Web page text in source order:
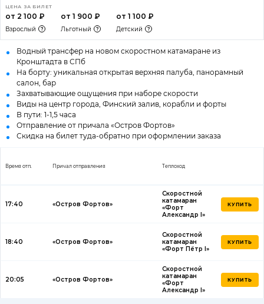
ЦЕНА ЗА БИЛЕТ
от 2 100 ₽
Взрослый
от 1 900 ₽
Льготный
от 1 100 ₽
Детский
Водный трансфер на новом скоростном катамаране из
Кронштадта в СПб
На борту: уникальная открытая верхняя палуба, панорамный
салон, бар
Захватывающие ощущения при наборе скорости
Виды на центр города, Финский залив, корабли и форты
В пути: 1-1,5 часа
Отправление от причала «Остров Фортов»
Скидка на билет туда-обратно при оформлении заказа
Время отп. Причал отправления Теплоход
17:40 «Остров Фортов»
Скоростной
катамаран
«Форт
Александр I»
КУПИТЬ
18:40 «Остров Фортов»
Скоростной
катамаран
«Форт Пётр I»
КУПИТЬ
20:05 «Остров Фортов»
Скоростной
катамаран
«Форт
Александр I»
КУПИТЬ